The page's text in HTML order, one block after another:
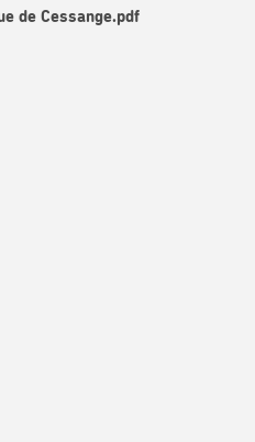
de Cessange.pdf